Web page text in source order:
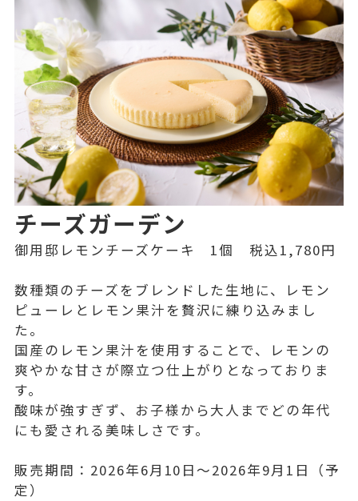
チーズガーデン
御用邸レモンチーズケーキ 1個 税込1,780円
数種類のチーズをブレンドした生地に、レモン
ピューレとレモン果汁を贅沢に練り込みまし
た。
国産のレモン果汁を使用することで、レモンの
爽やかな甘さが際立つ仕上がりとなっておりま
す。
酸味が強すぎず、お子様から大人までどの年代
にも愛される美味しさです。
販売期間：2026年6月10日～2026年9月1日（予
定）